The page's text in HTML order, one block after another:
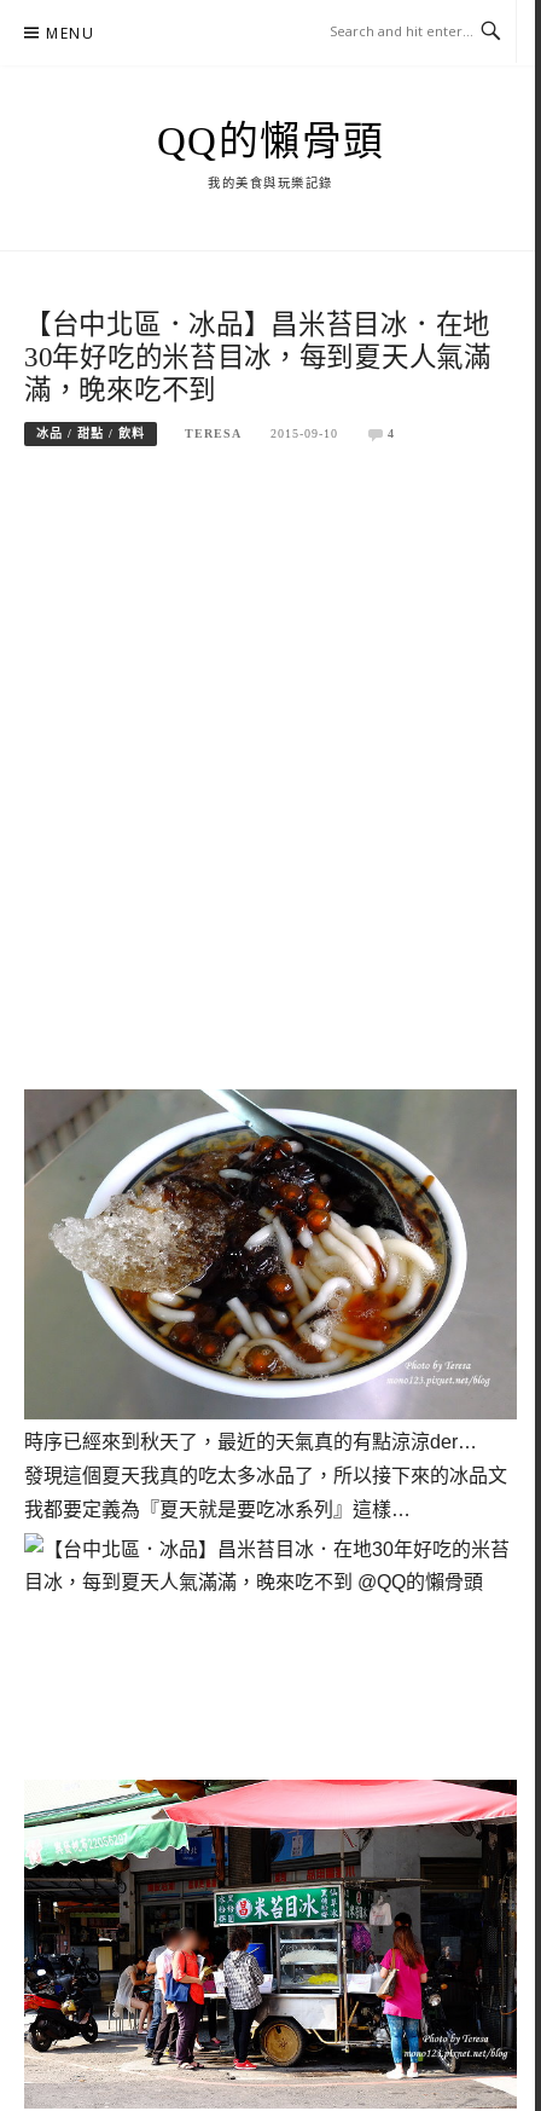
MENU
QQ的懶骨頭
我的美食與玩樂記錄
【台中北區．冰品】昌米苔目冰．在地
30年好吃的米苔目冰，每到夏天人氣滿
滿，晚來吃不到
冰品 / 甜點 / 飲料 TERESA 2015-09-10 4
時序已經來到秋天了，最近的天氣真的有點涼涼der…
發現這個夏天我真的吃太多冰品了，所以接下來的冰品文
我都要定義為『夏天就是要吃冰系列』這樣…